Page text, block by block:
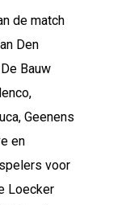
de match
Den
Bauw
Geenens
en
voor
Loecker